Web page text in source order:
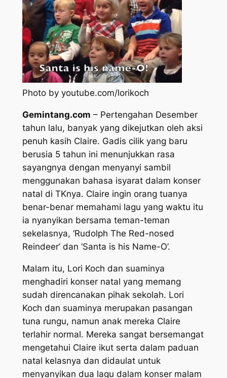
Photo by youtube.com/lorikoch
Gemintang.com – Pertengahan Desember
tahun lalu, banyak yang dikejutkan oleh aksi
penuh kasih Claire. Gadis cilik yang baru
berusia 5 tahun ini menunjukkan rasa
sayangnya dengan menyanyi sambil
menggunakan bahasa isyarat dalam konser
natal di TKnya. Claire ingin orang tuanya
benar-benar memahami lagu yang waktu itu
ia nyanyikan bersama teman-teman
sekelasnya, ‘Rudolph The Red-nosed
Reindeer’ dan ‘Santa is his Name-O’.
Malam itu, Lori Koch dan suaminya
menghadiri konser natal yang memang
sudah direncanakan pihak sekolah. Lori
Koch dan suaminya merupakan pasangan
tuna rungu, namun anak mereka Claire
terlahir normal. Mereka sangat bersemangat
mengetahui Claire ikut serta dalam paduan
natal kelasnya dan didaulat untuk
menyanyikan dua lagu dalam konser malam